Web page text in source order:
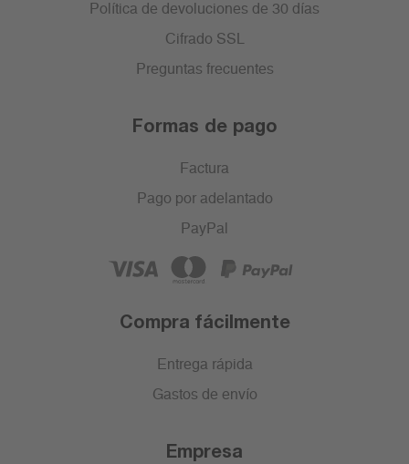
Política de devoluciones de 30 días
Cifrado SSL
Preguntas frecuentes
Formas de pago
Factura
Pago por adelantado
PayPal
Compra fácilmente
Entrega rápida
Gastos de envío
Empresa